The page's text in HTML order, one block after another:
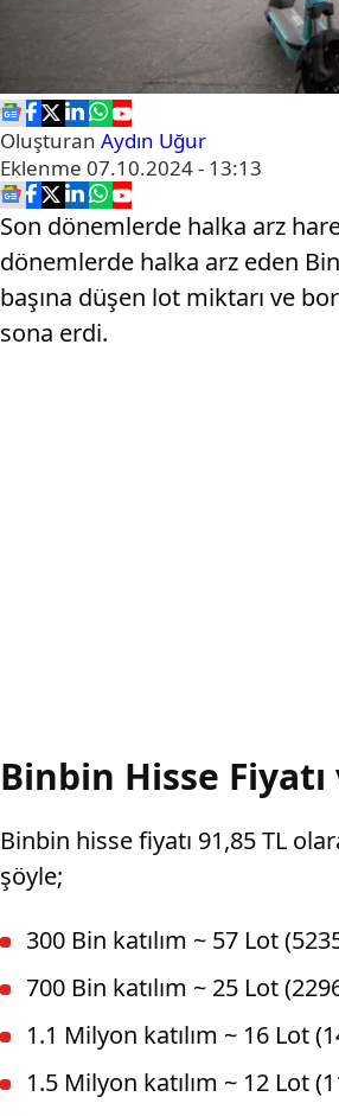
Oluşturan Aydın Uğur
Eklenme 07.10.2024 - 13:13
Son dönemlerde halka arz
dönemlerde halka arz eden
başına düşen lot miktarı ve
sona erdi.
Binbin Hisse
Binbin hisse fiyatı 91,85 TL
şöyle;
300 Bin katılım ~ 57 Lot
700 Bin katılım ~ 25 Lot
1.1 Milyon katılım ~ 16 Lot
1.5 Milyon katılım ~ 12 Lot